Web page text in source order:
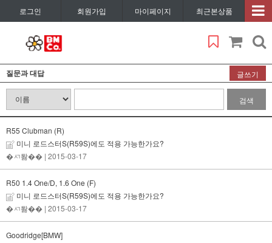
로그인 회원가입 마이페이지 최근본상품
질문과 대답 글쓰기
검색
R55 Clubman (R)
미니 로드스터S(R59S)에도 적용 가능한가요?
�ㅺ퇋�� | 2015-03-17
R50 1.4 One/D, 1.6 One (F)
미니 로드스터S(R59S)에도 적용 가능한가요?
�ㅺ퇋�� | 2015-03-17
Goodridge[BMW]